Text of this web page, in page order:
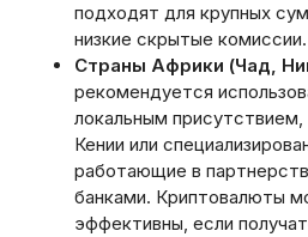
подходят для крупных
низкие скрытые комиссии.
Страны Африки (Чад,
рекомендуется
локальным
Кении или
работающие в
банками. Криптовалюты
эффективны, если